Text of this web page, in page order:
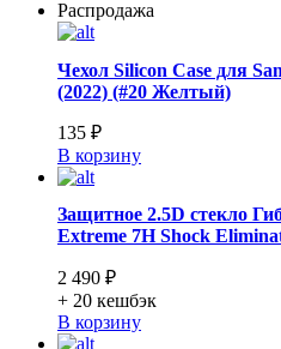
Распродажа
Чехол Silicon Case для
(2022) (#20 Желтый)
135 ₽
В корзину
Защитное 2.5D стекло
Extreme 7H Shock
2 490 ₽
+ 20 кешбэк
В корзину